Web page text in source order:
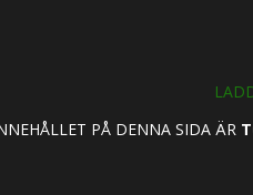
PÅ DENNA SIDA ÄR